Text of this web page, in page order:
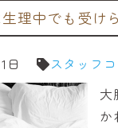
理中でも受け
日
スタッフ
大
か